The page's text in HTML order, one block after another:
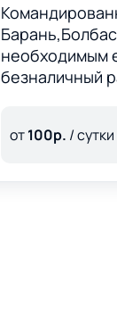
необходимым
безналичный
от100р. / сутки